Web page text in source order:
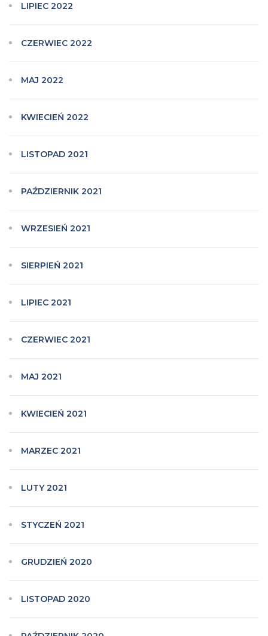
LIPIEC 2022
CZERWIEC 2022
MAJ 2022
KWIECIEŃ 2022
LISTOPAD 2021
PAŹDZIERNIK 2021
WRZESIEŃ 2021
SIERPIEŃ 2021
LIPIEC 2021
CZERWIEC 2021
MAJ 2021
KWIECIEŃ 2021
MARZEC 2021
LUTY 2021
STYCZEŃ 2021
GRUDZIEŃ 2020
LISTOPAD 2020